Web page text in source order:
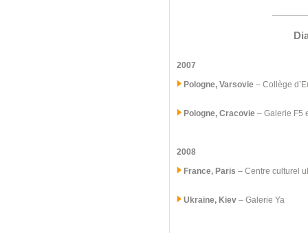
2007
Pologne, Varsovie – Collège
Pologne, Cracovie – Galerie F5
2008
France, Paris – Centre culturel
Ukraine, Kiev – Galerie Ya